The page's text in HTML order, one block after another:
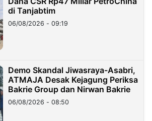
di Tanjabtim
06/08/2026 - 09:19
Demo Skandal Jiwasraya-Asabri,
ATMAJA Desak Kejagung Periksa
Bakrie Group dan Nirwan Bakrie
06/08/2026 - 08:50